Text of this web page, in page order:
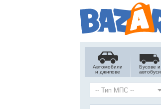
Автомобили
и джипове
Бусове и
автобуси